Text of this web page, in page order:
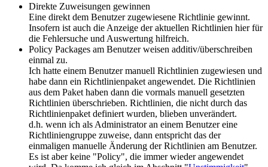
Direkte Zuweisungen gewinnen
Eine direkt dem Benutzer zugewiesene Richtlinie gewinnt.
Insofern ist auch die Anzeige der aktuellen Richtlinien hier für
die Fehlersuche und Auswertung hilfreich.
Policy Packages am Benutzer weisen additiv/überschreiben
einmal zu.
Ich hatte einem Benutzer manuell Richtlinien zugewiesen und
habe dann ein Richtlinienpaket angewendet. Die Richtlinien
aus dem Paket haben dann die vormals manuell gesetzten
Richtlinien überschrieben. Richtlinien, die nicht durch das
Richtlinienpaket definiert wurden, blieben unverändert.
d.h. wenn ich als Administrator an einem Benutzer eine
Richtliniengruppe zuweise, dann entspricht das der
einmaligen manuelle Änderung der Richtlinien am Benutzer.
Es ist aber keine "Policy", die immer wieder angewendet